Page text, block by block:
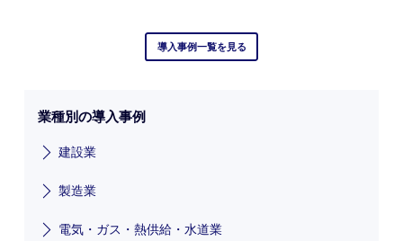
導入事例一覧を見る
業種別の導入事例
建設業
製造業
電気・ガス・熱供給・水道業